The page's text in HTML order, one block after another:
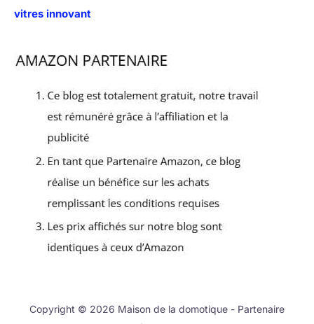
vitres innovant
Copyright © 2026 Maison de la domotique - Partenaire